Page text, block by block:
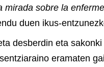
mirada sobre la
duen ikus-
desberdin eta
eramaten